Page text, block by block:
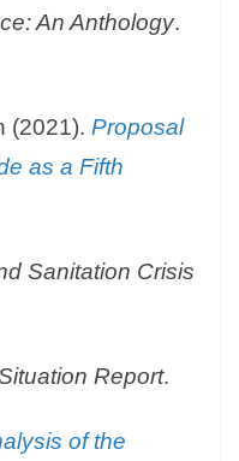
An Anthology.
(2021). Proposal
as a Fifth
Sanitation Crisis
Report.
of the